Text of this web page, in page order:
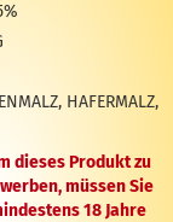
HAFERMALZ,
dieses Produkt zu
müssen Sie
18 Jahre